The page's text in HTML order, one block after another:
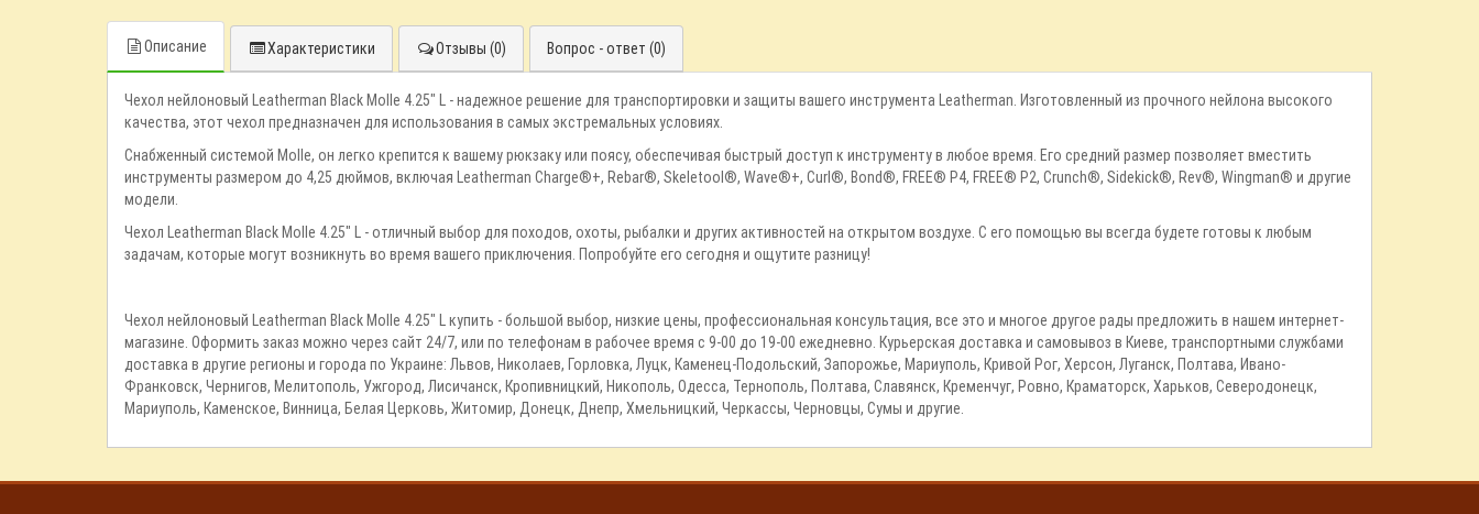
Описание Характеристики Отзывы (0) Вопрос - ответ (0)
Чехол нейлоновый Leatherman Black Molle 4.25" L - надежное решение для транспортировки и защиты вашего инструмента Leatherman. Изготовленный из прочного нейлона высокого
качества, этот чехол предназначен для использования в самых экстремальных условиях.
Снабженный системой Molle, он легко крепится к вашему рюкзаку или поясу, обеспечивая быстрый доступ к инструменту в любое время. Его средний размер позволяет вместить
инструменты размером до 4,25 дюймов, включая Leatherman Charge®+, Rebar®, Skeletool®, Wave®+, Curl®, Bond®, FREE® P4, FREE® P2, Crunch®, Sidekick®, Rev®, Wingman® и другие
модели.
Чехол Leatherman Black Molle 4.25" L - отличный выбор для походов, охоты, рыбалки и других активностей на открытом воздухе. С его помощью вы всегда будете готовы к любым
задачам, которые могут возникнуть во время вашего приключения. Попробуйте его сегодня и ощутите разницу!
Чехол нейлоновый Leatherman Black Molle 4.25" L купить - большой выбор, низкие цены, профессиональная консультация, все это и многое другое рады предложить в нашем интернет-
магазине. Оформить заказ можно через сайт 24/7, или по телефонам в рабочее время с 9-00 до 19-00 ежедневно. Курьерская доставка и самовывоз в Киеве, транспортными службами
доставка в другие регионы и города по Украине: Львов, Николаев, Горловка, Луцк, Каменец-Подольский, Запорожье, Мариуполь, Кривой Рог, Херсон, Луганск, Полтава, Ивано-
Франковск, Чернигов, Мелитополь, Ужгород, Лисичанск, Кропивницкий, Никополь, Одесса, Тернополь, Полтава, Славянск, Кременчуг, Ровно, Краматорск, Харьков, Северодонецк,
Мариуполь, Каменское, Винница, Белая Церковь, Житомир, Донецк, Днепр, Хмельницкий, Черкассы, Черновцы, Сумы и другие.